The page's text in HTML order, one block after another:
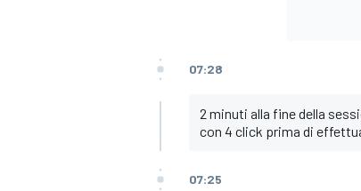
07:28
2 minuti alla fine della
con 4 click prima di
07:25